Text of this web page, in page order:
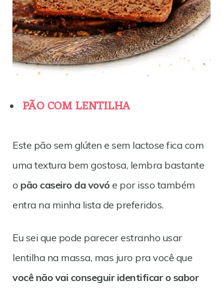
PÃO COM LENTILHA
Este pão sem glúten e sem lactose fica com
uma textura bem gostosa, lembra bastante
o pão caseiro da vovó e por isso também
entra na minha lista de preferidos.
Eu sei que pode parecer estranho usar
lentilha na massa, mas juro pra você que
você não vai conseguir identificar o sabor